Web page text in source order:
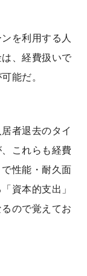
を利用する人
、経費扱いで
能だ。
者退去のタイ
これらも経費
性能・耐久面
資本的支出」
ので覚えてお